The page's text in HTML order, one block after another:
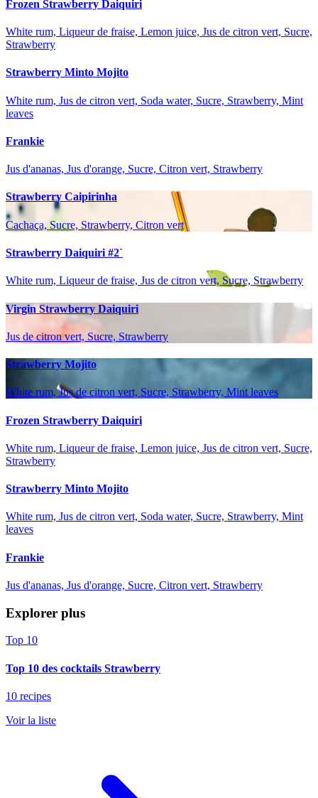
Frozen Strawberry Daiquiri
White rum, Liqueur de fraise, Lemon juice, Jus de citron vert, Sucre,
Strawberry
Strawberry Minto Mojito
White rum, Jus de citron vert, Soda water, Sucre, Strawberry, Mint
leaves
Frankie
Jus d'ananas, Jus d'orange, Sucre, Citron vert, Strawberry
Strawberry Caipirinha
Cachaça, Sucre, Strawberry, Citron vert
Strawberry Daiquiri #2`
White rum, Liqueur de fraise, Jus de citron vert, Sucre, Strawberry
Virgin Strawberry Daiquiri
Jus de citron vert, Sucre, Strawberry
Strawberry Mojito
White rum, Jus de citron vert, Sucre, Strawberry, Mint leaves
Frozen Strawberry Daiquiri
White rum, Liqueur de fraise, Lemon juice, Jus de citron vert, Sucre,
Strawberry
Strawberry Minto Mojito
White rum, Jus de citron vert, Soda water, Sucre, Strawberry, Mint
leaves
Frankie
Jus d'ananas, Jus d'orange, Sucre, Citron vert, Strawberry
Explorer plus
Top 10
Top 10 des cocktails Strawberry
10 recipes
Voir la liste